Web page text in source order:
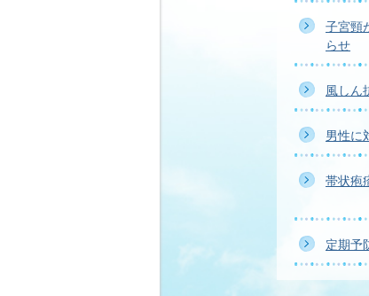
子宮頸
らせ
風しん
男性に
帯状疱
定期予